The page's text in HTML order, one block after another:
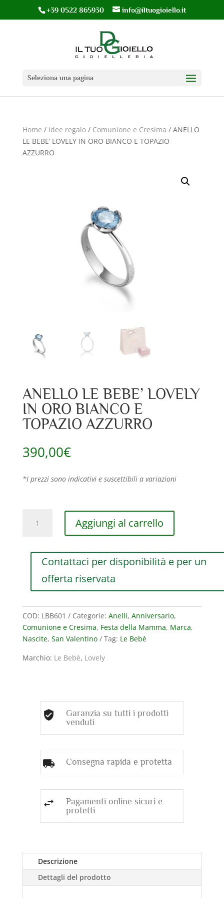
+39 0522 865930 info@iltuogioiello.it
Seleziona una pagina
Home / Idee regalo/ Comunione e Cresima / ANELLO
LE BEBE’ LOVELY IN ORO BIANCO E TOPAZIO
AZZURRO
ANELLO LE BEBE’ LOVELY
IN ORO BIANCO E
TOPAZIO AZZURRO
390,00€
*I prezzi sono indicativi e suscettibili a variazioni
BIANCO
TOPAZIO
AZZURRO
quantità
Aggiungi al carrello
Contattaci per disponibilità e per un
offerta riservata
COD: LBB601 Categorie: Anelli, Anniversario,
Comunione e Cresima, Festa della Mamma, Marca,
Nascite, San Valentino Tag: Le Bebè
Marchio: Le Bebè, Lovely
Garanzia su tutti i prodotti
venduti
Consegna rapida e protetta
Pagamenti online sicuri e
protetti
Descrizione
Dettagli del prodotto